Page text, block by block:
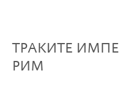
ТРАКИТЕ
РИМ